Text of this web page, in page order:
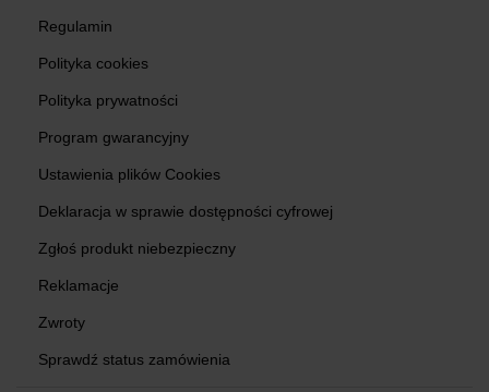
Regulamin
Polityka cookies
Polityka prywatności
Program gwarancyjny
Ustawienia plików Cookies
Deklaracja w sprawie dostępności cyfrowej
Zgłoś produkt niebezpieczny
Reklamacje
Zwroty
Sprawdź status zamówienia